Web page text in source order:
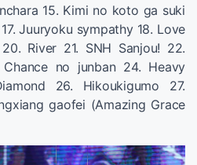
15. Kimi no koto ga suki
Juuryoku sympathy 18. Love
River 21. SNH Sanjou! 22.
no junban 24. Heavy
26. Hikoukigumo 27.
gaofei (Amazing Grace